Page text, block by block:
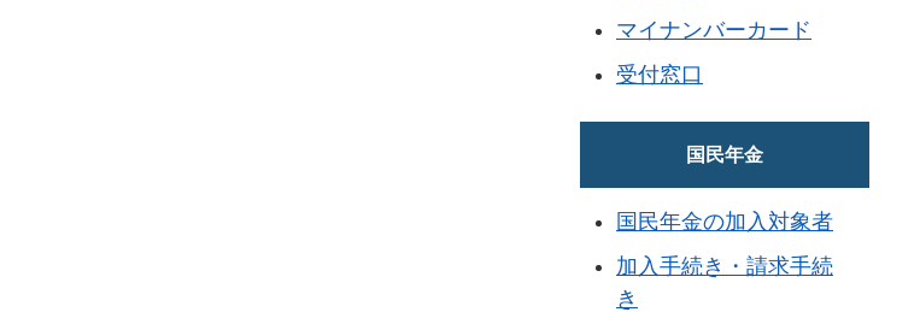
マイナンバーカード
受付窓口
国民年金
国民年金の加入対象者
加入手続き・請求手続
き